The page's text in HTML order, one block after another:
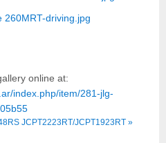
online at:
index.php/item/281-jlg-
JCPT2223RT/JCPT1923RT »